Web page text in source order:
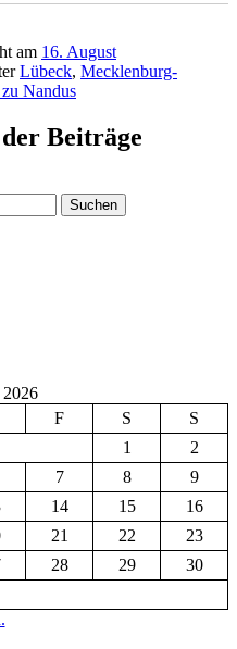
am 16. August
Lübeck, Mecklenburg-
zu Nandus
Beiträge
Suchen
F S
S
1
2
7 8
9
14 15
16
21 22
23
28 29
30